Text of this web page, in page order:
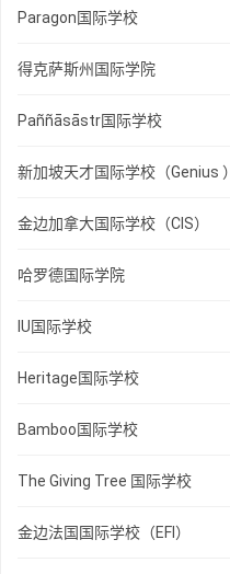
Paragon国际学校
得克萨斯州国际学院
Paññāsāstr国际学校
新加坡天才国际学校（Genius ）
金边加拿大国际学校（CIS）
哈罗德国际学院
IU国际学校
Heritage国际学校
Bamboo国际学校
The Giving Tree 国际学校
金边法国国际学校（EFI）